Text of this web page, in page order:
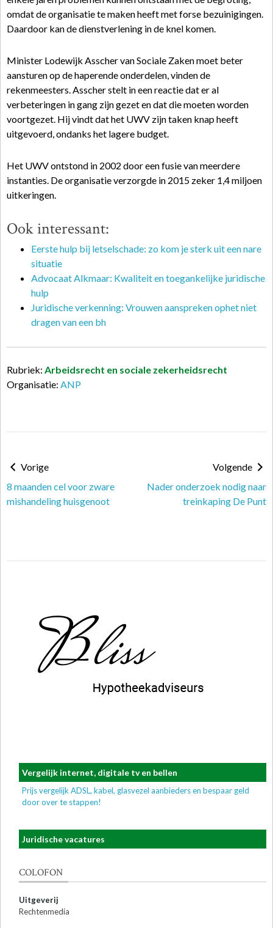
omdat de organisatie te maken heeft met forse bezuinigingen.
Daardoor kan de dienstverlening in de knel komen.
Minister Lodewijk Asscher van Sociale Zaken moet beter
aansturen op de haperende onderdelen, vinden de
rekenmeesters. Asscher stelt in een reactie dat er al
verbeteringen in gang zijn gezet en dat die moeten worden
voortgezet. Hij vindt dat het UWV zijn taken knap heeft
uitgevoerd, ondanks het lagere budget.
Het UWV ontstond in 2002 door een fusie van meerdere
instanties. De organisatie verzorgde in 2015 zeker 1,4 miljoen
uitkeringen.
Ook interessant:
Eerste hulp bij letselschade: zo kom je sterk uit een nare
situatie
Advocaat Alkmaar: Kwaliteit en toegankelijke juridische
hulp
Juridische verkenning: Vrouwen aanspreken ophet niet
dragen van een bh
Rubriek: Arbeidsrecht en sociale zekerheidsrecht
Organisatie: ANP
Vorige
8 maanden cel voor zware
mishandeling huisgenoot
Volgende
Nader onderzoek nodig naar
treinkaping De Punt
Vergelijk internet, digitale tv en bellen
Prijs vergelijk ADSL, kabel, glasvezel aanbieders en bespaar geld
door over te stappen!
Juridische vacatures
COLOFON
Uitgeverij
Rechtenmedia